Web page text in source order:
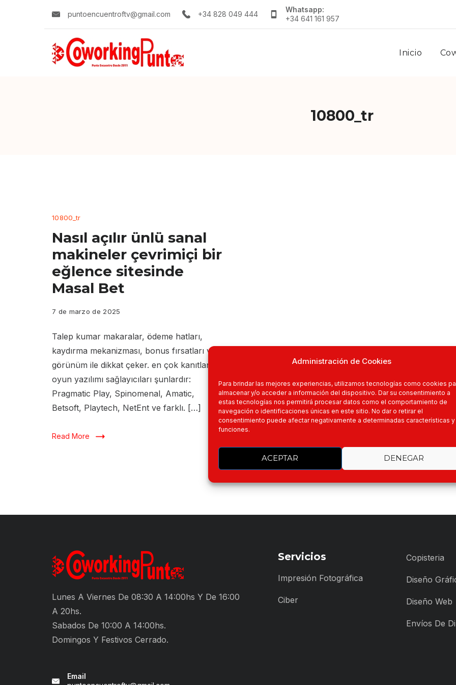
Administración de Cookies
Para brindar las mejores experiencias, utilizamos tecnologías como cookies
almacenar y/o acceder a información del dispositivo. Dar su consentimiento a
estas tecnologías nos permitirá procesar datos como el comportamiento de
navegación o identificaciones únicas en este sitio. No dar o retirar el
consentimiento puede afectar negativamente a determinadas características y
funciones.
ACEPTAR DENEGAR
puntoencuentroftv@gmail.com +34 828 049 444
Whatsapp:
+34 641 161 957
Inicio
10800_tr
10800_tr
Nasıl açılır ünlü sanal
makineler çevrimiçi bir
eğlence sitesinde
Masal Bet
7 de marzo de 2025
Talep kumar makaralar, ödeme hatları,
kaydırma mekanizması, bonus fırsatları ve
görünüm ile dikkat çeker. en çok kanıtlanmış
oyun yazılımı sağlayıcıları şunlardır:
Pragmatic Play, Spinomenal, Amatic,
Betsoft, Playtech, NetEnt ve farklı. […]
Read More
Lunes A Viernes De 08:30 A 14:00hs Y De 16:00
A 20hs.
Sabados De 10:00 A 14:00hs.
Domingos Y Festivos Cerrado.
Email
Servicios
Impresión Fotográfica
Ciber
Copisteria
Diseño
Diseño Web
Envíos De